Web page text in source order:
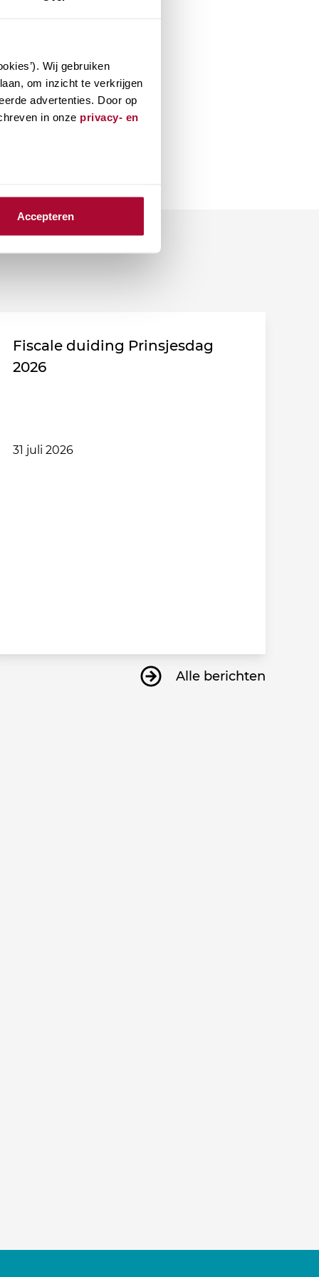
Wij gebruiken
om inzicht te verkrijgen
advertenties. Door op
in onze privacy- en
Accepteren
Fiscale duiding Prinsjesdag
2026
31 juli 2026
Alle berichten